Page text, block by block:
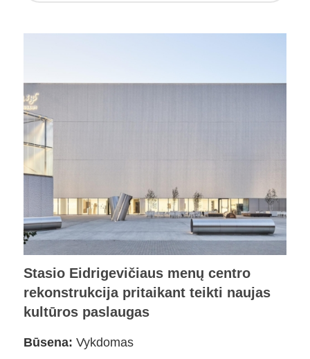
Stasio Eidrigevičiaus menų centro
rekonstrukcija pritaikant teikti naujas
kultūros paslaugas
Būsena: Vykdomas